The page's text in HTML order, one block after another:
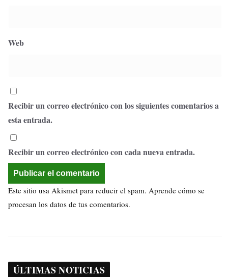
Web
Recibir un correo electrónico con los siguientes comentarios a
esta entrada.
Recibir un correo electrónico con cada nueva entrada.
Este sitio usa Akismet para reducir el spam. Aprende cómo se
procesan los datos de tus comentarios.
ÚLTIMAS NOTICIAS